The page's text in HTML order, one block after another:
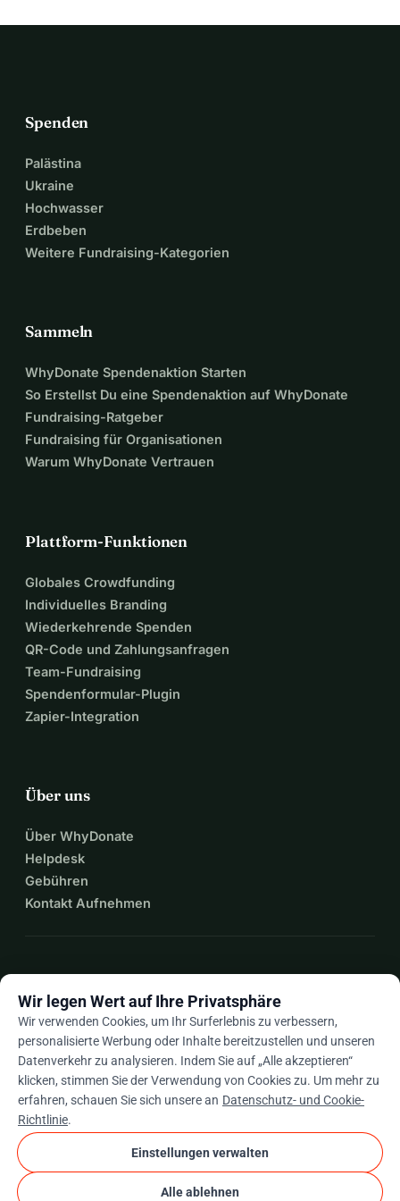
Spenden
Palästina
Ukraine
Hochwasser
Erdbeben
Weitere Fundraising-Kategorien
Sammeln
WhyDonate Spendenaktion Starten
So Erstellst Du eine Spendenaktion auf WhyDonate
Fundraising-Ratgeber
Fundraising für Organisationen
Warum WhyDonate Vertrauen
Plattform-Funktionen
Globales Crowdfunding
Individuelles Branding
Wiederkehrende Spenden
QR-Code und Zahlungsanfragen
Team-Fundraising
Spendenformular-Plugin
Zapier-Integration
Über uns
Über WhyDonate
Helpdesk
Gebühren
Kontakt Aufnehmen
Dearrow_drop_down
★★★★★4,9 / 5 basierend auf 500+ Bewertungen
WhyDonateDatenschutz und Cookies
Wir legen Wert auf Ihre Privatsphäre
Wir verwenden Cookies, um Ihr Surferlebnis zu verbessern,
personalisierte Werbung oder Inhalte bereitzustellen und unseren
Datenverkehr zu analysieren. Indem Sie auf „Alle akzeptieren“
klicken, stimmen Sie der Verwendung von Cookies zu. Um mehr zu
erfahren, schauen Sie sich unsere an Datenschutz- und Cookie-
Richtlinie.
Einstellungen verwalten
Alle ablehnen